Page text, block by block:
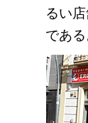
るい
である